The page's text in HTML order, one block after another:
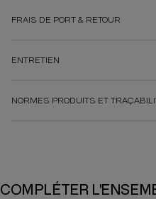
FRAIS DE PORT & RETOUR
ENTRETIEN
NORMES PRODUITS ET
COMPLÉTER